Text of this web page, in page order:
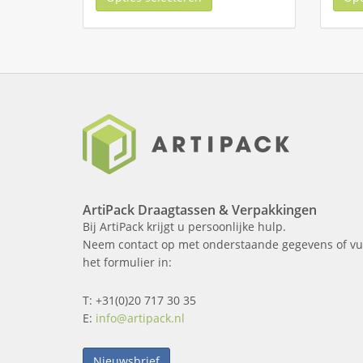
ArtiPack Draagtassen & Verpakkingen
Bij ArtiPack krijgt u persoonlijke hulp.
Neem contact op met onderstaande gegevens of
het formulier in:
T: +31(0)20 717 30 35
E: info@artipack.nl